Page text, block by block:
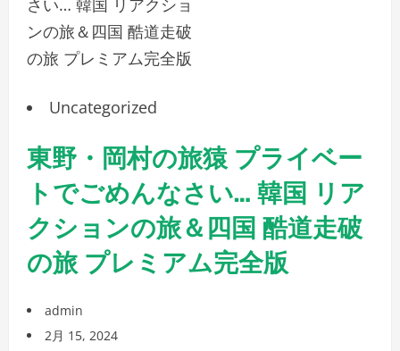
Uncategorized
東野・岡村の旅猿 プライベー
トでごめんなさい… 韓国 リア
クションの旅＆四国 酷道走破
の旅 プレミアム完全版
admin
2月 15, 2024